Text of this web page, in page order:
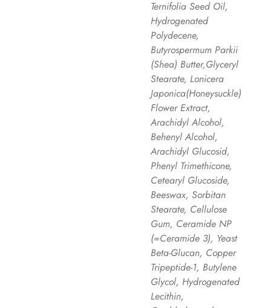
Ternifolia Seed Oil,
Hydrogenated
Polydecene,
Butyrospermum Parkii
(Shea) Butter,Glyceryl
Stearate, Lonicera
Japonica(Honeysuckle)
Flower Extract,
Arachidyl Alcohol,
Behenyl Alcohol,
Arachidyl Glucosid,
Phenyl Trimethicone,
Cetearyl Glucoside,
Beeswax, Sorbitan
Stearate, Cellulose
Gum, Ceramide NP
(=Ceramide 3), Yeast
Beta-Glucan, Copper
Tripeptide-1, Butylene
Glycol, Hydrogenated
Lecithin,